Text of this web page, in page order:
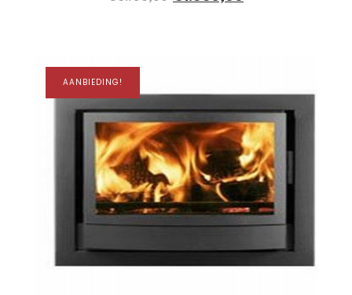
AANBIEDING!